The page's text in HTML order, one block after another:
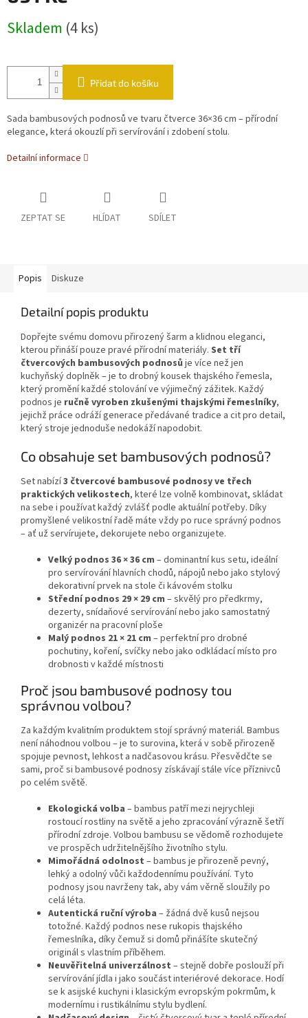
Skladem (4 ks)
Přidat do košíku
Sada bambusových podnosů ve tvaru čtverce 36×36 cm – přírodní
elegance, která okouzlí při servírování i zdobení stolu.
Detailní informace
ZEPTAT SE HLÍDAT SDÍLET
Popis Diskuze
Detailní popis produktu
Dopřejte svému domovu přirozený šarm a klidnou eleganci,
kterou přináší pouze pravé přírodní materiály. Set tří
čtvercových bambusových podnosů je více než jen
kuchyňský doplněk – je to drobný kousek thajského řemesla,
který promění každé stolování ve výjimečný zážitek. Každý
podnos je ručně vyroben zkušenými thajskými řemeslníky,
jejichž práce odráží generace předávané tradice a cit pro detail,
který stroje jednoduše nedokáží napodobit.
Co obsahuje set bambusových podnosů?
Set nabízí3 čtvercové bambusové podnosy ve třech
praktických velikostech, které lze volně kombinovat, skládat
na sebe i používat každý zvlášť podle aktuální potřeby. Díky
promyšlené velikostní řadě máte vždy po ruce správný podnos
– ať už servírujete, dekorujete nebo organizujete.
Velký podnos 36 × 36 cm – dominantní kus setu, ideální
pro servírování hlavních chodů, nápojů nebo jako stylový
dekorativní prvek na stole či kávovém stolku
Střední podnos 29 × 29 cm – skvělý pro předkrmy,
dezerty, snídaňové servírování nebo jako samostatný
organizér na pracovní ploše
Malý podnos 21 × 21 cm – perfektní pro drobné
pochutiny, koření, svíčky nebo jako odkládací místo pro
drobnosti v každé místnosti
Proč jsou bambusové podnosy tou
správnou volbou?
Za každým kvalitním produktem stojí správný materiál. Bambus
není náhodnou volbou – je to surovina, která v sobě přirozeně
spojuje pevnost, lehkost a nadčasovou krásu. Přesvědčte se
sami, proč si bambusové podnosy získávají stále více příznivců
po celém světě.
Ekologická volba – bambus patří mezi nejrychleji
rostoucí rostliny na světě a jeho zpracování výrazně šetří
přírodní zdroje. Volbou bambusu se vědomě rozhodujete
ve prospěch udržitelnějšího životního stylu.
Mimořádná odolnost – bambus je přirozeně pevný,
lehký a odolný vůči každodennímu používání. Tyto
podnosy jsou navrženy tak, aby vám věrně sloužily po
celá léta.
Autentická ruční výroba – žádná dvě kusů nejsou
totožné. Každý podnos nese rukopis thajského
řemeslníka, díky čemuž si domů přinášíte skutečný
originál s vlastním příběhem.
Neuvěřitelná univerzálnost – stejně dobře poslouží při
servírování jídla i jako součást interiérové dekorace. Hodí
se k asijské kuchyni i klasickým evropským pokrmům, k
modernímu i rustikálnímu stylu bydlení.